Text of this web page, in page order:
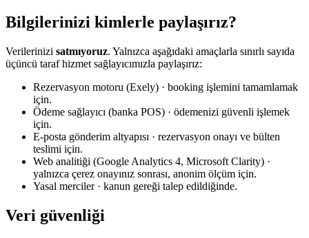
Bilgilerinizi kimlerle paylaşırız?
Verilerinizi satmıyoruz. Yalnızca aşağıdaki amaçlarla sınırlı sayıda
üçüncü taraf hizmet sağlayıcımızla paylaşırız:
Rezervasyon motoru (Exely) · booking işlemini tamamlamak
için.
Ödeme sağlayıcı (banka POS) · ödemenizi güvenli işlemek
için.
E-posta gönderim altyapısı · rezervasyon onayı ve bülten
teslimi için.
Web analitiği (Google Analytics 4, Microsoft Clarity) ·
yalnızca çerez onayınız sonrası, anonim ölçüm için.
Yasal merciler · kanun gereği talep edildiğinde.
Veri güvenliği